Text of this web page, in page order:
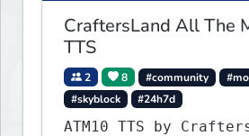
CraftersLand All The
TTS
2 8 #community
#skyblock
#24h7d
ATM10 TTS by